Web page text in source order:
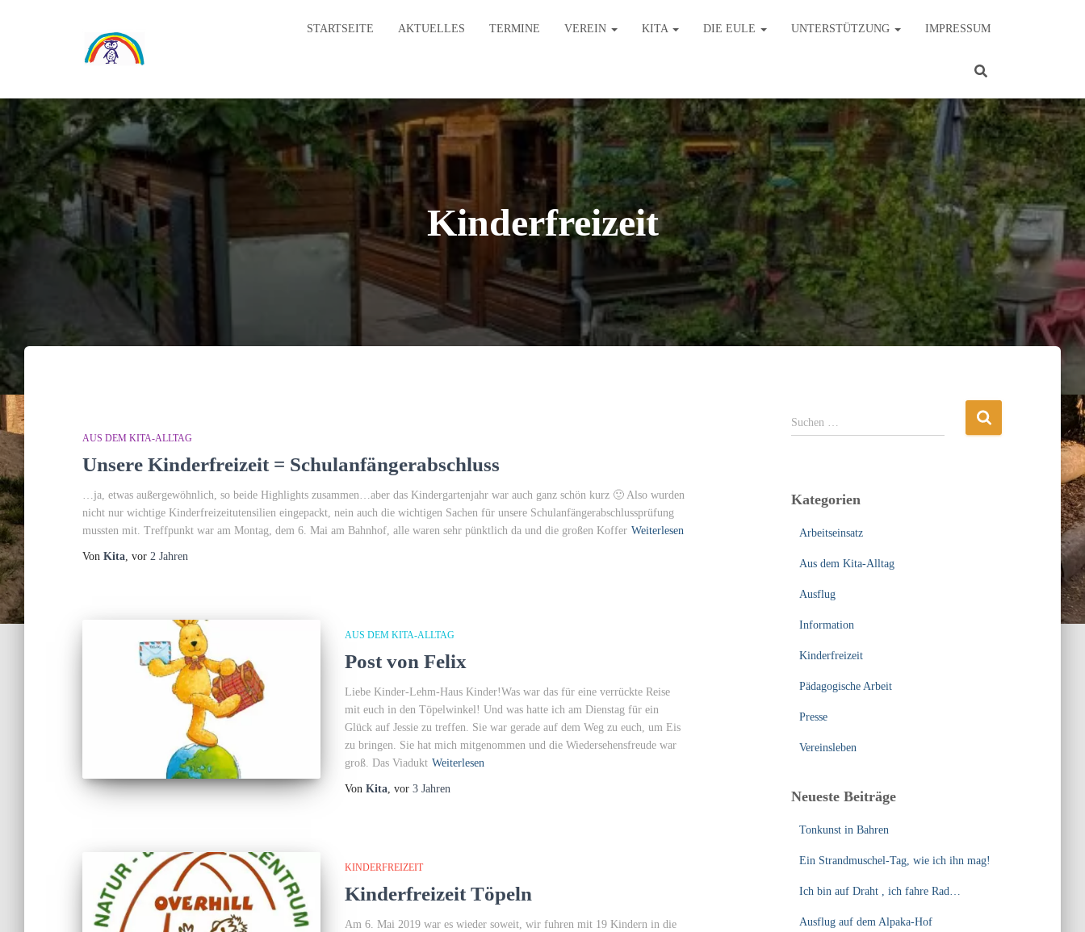
STARTSEITE AKTUELLES TERMINE VEREIN KITA DIE EULE UNTERSTÜTZUNG IMPRESSUM
Kinderfreizeit
AUS DEM KITA-ALLTAG
Unsere Kinderfreizeit = Schulanfängerabschluss
…ja, etwas außergewöhnlich, so beide Highlights zusammen…aber das Kindergartenjahr war auch ganz schön kurz 🙂 Also wurden
nicht nur wichtige Kinderfreizeitutensilien eingepackt, nein auch die wichtigen Sachen für unsere Schulanfängerabschlussprüfung
mussten mit. Treffpunkt war am Montag, dem 6. Mai am Bahnhof, alle waren sehr pünktlich da und die großen Koffer Weiterlesen
Von Kita, vor 2 Jahren
AUS DEM KITA-ALLTAG
Post von Felix
Liebe Kinder-Lehm-Haus Kinder!Was war das für eine verrückte Reise
mit euch in den Töpelwinkel! Und was hatte ich am Dienstag für ein
Glück auf Jessie zu treffen. Sie war gerade auf dem Weg zu euch, um Eis
zu bringen. Sie hat mich mitgenommen und die Wiedersehensfreude war
groß. Das Viadukt Weiterlesen
Von Kita, vor 3 Jahren
KINDERFREIZEIT
Kinderfreizeit Töpeln
Am 6. Mai 2019 war es wieder soweit, wir fuhren mit 19 Kindern in die
S
u
n
Suchen …
Kategorien
Arbeitseinsatz
Aus dem Kita-Alltag
Ausflug
Information
Kinderfreizeit
Pädagogische Arbeit
Presse
Vereinsleben
Neueste Beiträge
Tonkunst in Bahren
Ein Strandmuschel-Tag, wie ich ihn mag!
Ich bin auf Draht , ich fahre Rad…
Ausflug auf dem Alpaka-Hof